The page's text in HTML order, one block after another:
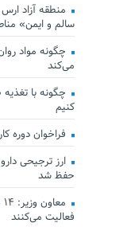
منطقه آزاد
سالم و ایمن»
چگونه مواد
می‌کند
چگونه با
کنیم
فراخوان دوره
حفظ شد
فعالیت می‌کنند